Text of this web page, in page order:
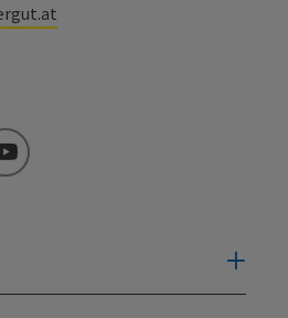
YouTube